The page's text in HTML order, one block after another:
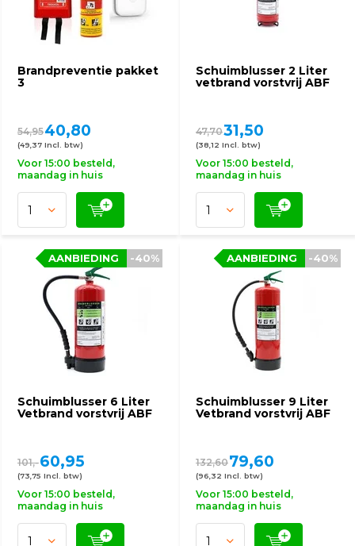
Brandpreventie pakket
3
54,9540,80
(49,37 Incl. btw)
Voor 15:00 besteld,
maandag in huis
Schuimblusser 2 Liter
vetbrand vorstvrij ABF
47,7031,50
(38,12 Incl. btw)
Voor 15:00 besteld,
maandag in huis
Schuimblusser 6 Liter
Vetbrand vorstvrij ABF
-40%
AANBIEDING
101,-60,95
(73,75 Incl. btw)
Voor 15:00 besteld,
maandag in huis
Schuimblusser 9 Liter
Vetbrand vorstvrij ABF
-40%
AANBIEDING
132,6079,60
(96,32 Incl. btw)
Voor 15:00 besteld,
maandag in huis